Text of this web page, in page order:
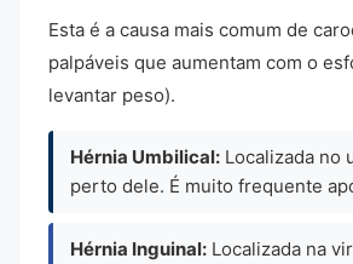
Esta é a causa mais comum de
palpáveis que aumentam com o
levantar peso).
Hérnia Umbilical: Localizada no
perto dele. É muito frequente
Hérnia Inguinal: Localizada na